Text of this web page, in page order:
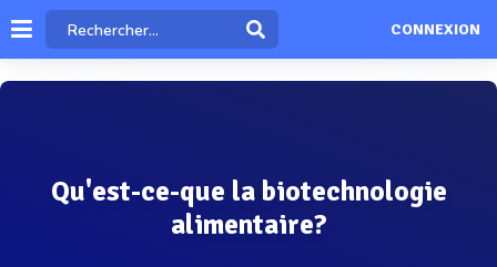
CONNEXION
Qu'est-ce-que la biotechnologie
alimentaire?